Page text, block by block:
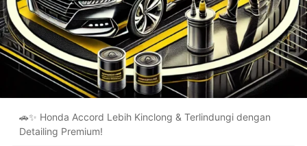
🚗✨ Honda Accord Lebih Kinclong & Terlindungi dengan
Detailing Premium!